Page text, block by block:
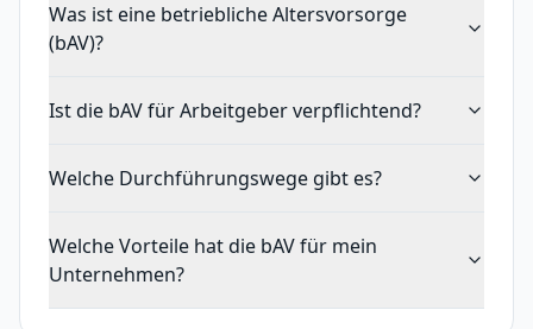
Was ist eine betriebliche Altersvorsorge
(bAV)?
Ist die bAV für Arbeitgeber verpflichtend?
Welche Durchführungswege gibt es?
Welche Vorteile hat die bAV für mein
Unternehmen?